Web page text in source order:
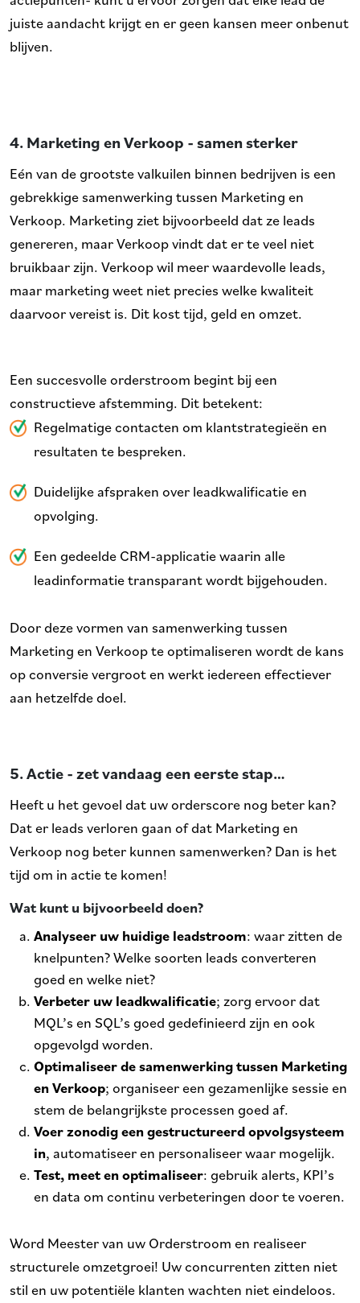
juiste aandacht krijgt en er geen kansen meer onbenut
blijven.
4.Marketing en Verkoop - samen sterker
Eén van de grootste valkuilen binnen bedrijven is een
gebrekkige samenwerking tussen Marketing en
Verkoop. Marketing ziet bijvoorbeeld dat ze leads
genereren, maar Verkoop vindt dat er te veel niet
bruikbaar zijn. Verkoop wil meer waardevolle leads,
maar marketing weet niet precies welke kwaliteit
daarvoor vereist is. Dit kost tijd, geld en omzet.
Een succesvolle orderstroom begint bij een
constructieve afstemming. Dit betekent:
Regelmatige contacten om klantstrategieën en
resultaten te bespreken.
Duidelijke afspraken over leadkwalificatie en
opvolging.
Een gedeelde CRM-applicatie waarin alle
leadinformatie transparant wordt bijgehouden.
Door deze vormen van samenwerking tussen
Marketing en Verkoop te optimaliseren wordt de kans
op conversie vergroot en werkt iedereen effectiever
aan hetzelfde doel.
5. Actie - zet vandaag een eerste stap…
Heeft u het gevoel dat uw orderscore nog beter kan?
Dat er leads verloren gaan of dat Marketing en
Verkoop nog beter kunnen samenwerken? Dan is het
tijd om in actie te komen!
Wat kunt u bijvoorbeeld doen?
Analyseer uw huidige leadstroom: waar zitten de
knelpunten? Welke soorten leads converteren
goed en welke niet?
Verbeter uw leadkwalificatie; zorg ervoor dat
MQL’s en SQL’s goed gedefinieerd zijn en ook
opgevolgd worden.
Optimaliseer de samenwerking tussen Marketing
en Verkoop; organiseer een gezamenlijke sessie en
stem de belangrijkste processen goed af.
Voer zonodig een gestructureerd opvolgsysteem
in, automatiseer en personaliseer waar mogelijk.
Test, meet en optimaliseer: gebruik alerts, KPI’s
en data om continu verbeteringen door te voeren.
Word Meester van uw Orderstroom en realiseer
structurele omzetgroei! Uw concurrenten zitten niet
stil en uw potentiële klanten wachten niet eindeloos.